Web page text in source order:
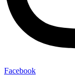
Facebook